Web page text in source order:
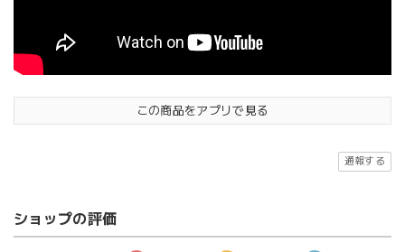
この商品をアプリで見る
通報する
ショップの評価